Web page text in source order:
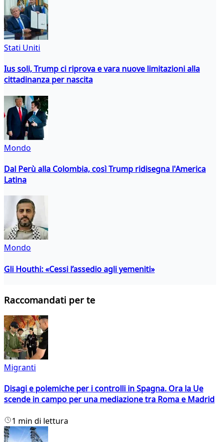
Stati Uniti
Ius soli, Trump ci riprova e vara nuove limitazioni alla
cittadinanza per nascita
Mondo
Dal Perù alla Colombia, così Trump ridisegna l'America
Latina
Mondo
Gli Houthi: «Cessi l’assedio agli yemeniti»
Raccomandati per te
Migranti
Disagi e polemiche per i controlli in Spagna. Ora la Ue
scende in campo per una mediazione tra Roma e Madrid
1 min di lettura